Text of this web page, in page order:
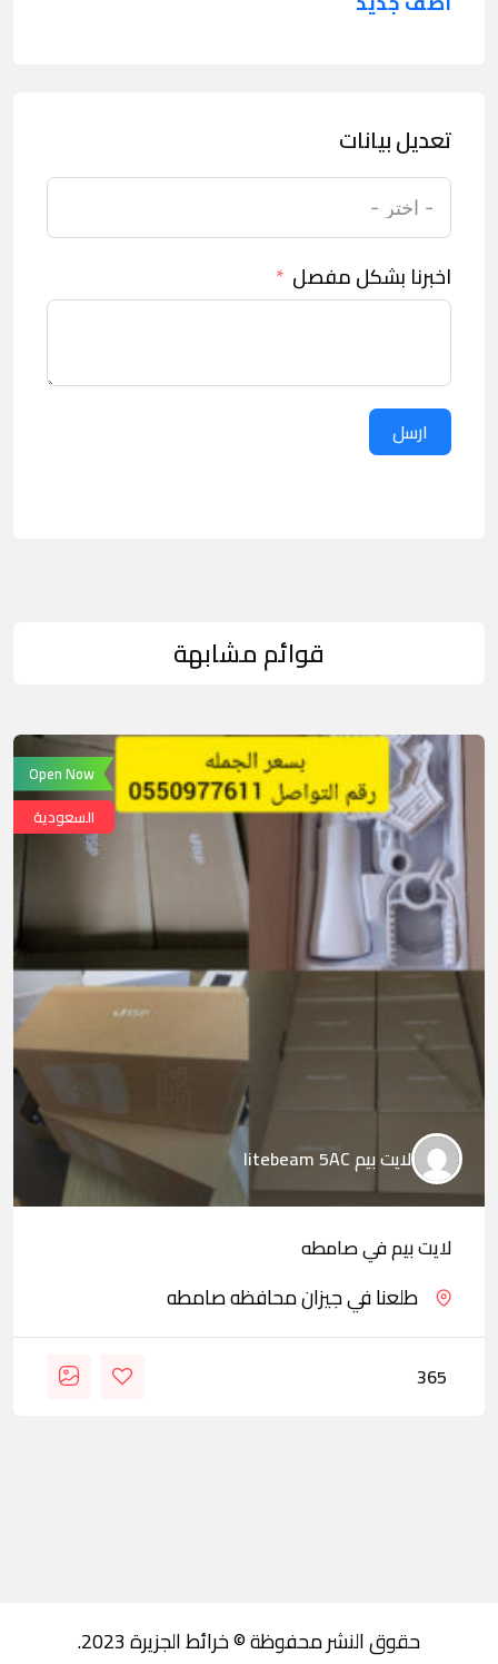
تعديل بيانات
اخبرنا بشكل مفصل
ارسل
قوائم مشابهة
Open Now
السعودية
لايت بيم litebeam 5AC
لايت بيم في صامطه
طلعنا في جيزان محافظه صامطه
365
حقوق النشر محفوظة © خرائط الجزيرة 2023.